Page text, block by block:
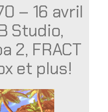
– 16 avril
Studio,
2, FRACT
et plus!